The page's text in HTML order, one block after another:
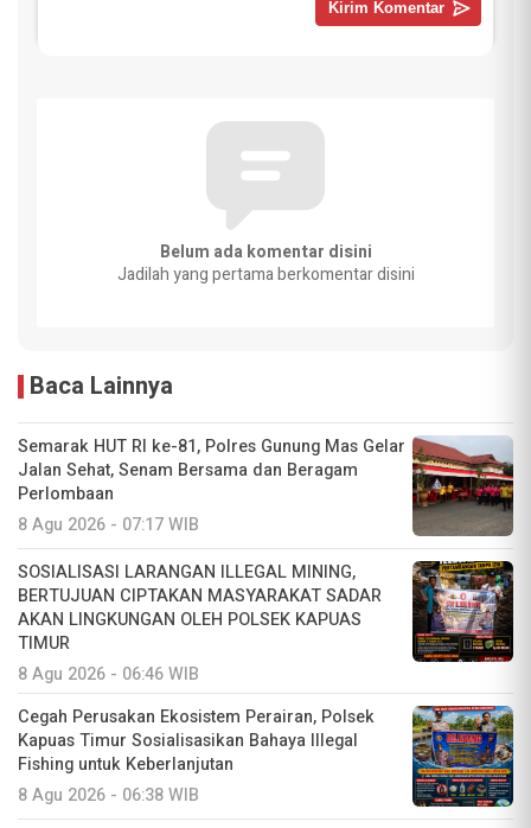
Belum ada komentar disini
Jadilah yang pertama berkomentar disini
Baca Lainnya
Semarak HUT RI ke-81, Polres Gunung Mas Gelar
Jalan Sehat, Senam Bersama dan Beragam
Perlombaan
8 Agu 2026 - 07:17 WIB
SOSIALISASI LARANGAN ILLEGAL MINING,
BERTUJUAN CIPTAKAN MASYARAKAT SADAR
AKAN LINGKUNGAN OLEH POLSEK KAPUAS
TIMUR
8 Agu 2026 - 06:46 WIB
Cegah Perusakan Ekosistem Perairan, Polsek
Kapuas Timur Sosialisasikan Bahaya Illegal
Fishing untuk Keberlanjutan
8 Agu 2026 - 06:38 WIB